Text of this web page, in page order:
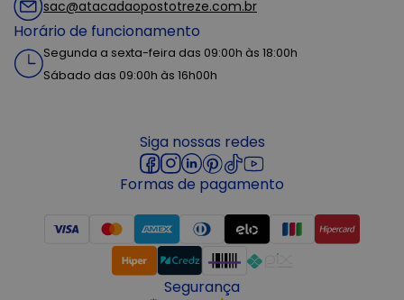
sac@atacadaopostotreze.com.br
Horário de funcionamento
Segunda a sexta-feira das 09:00h às 18:00h
Sábado das 09:00h às 16h00h
Siga nossas redes
Formas de pagamento
Segurança